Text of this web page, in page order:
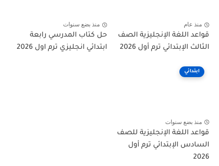
منذ عام
قواعد اللغة الإنجليزية الصف
الثالث الإبتدائي ترم أول 2026
منذ بضع سنوات
حل كتاب المدرسي رابعة
ابتدائي انجليزي ترم اول 2026
ابتدائي
منذ بضع سنوات
قواعد اللغة الإنجليزية للصف
السادس الإبتدائي ترم أول
2026